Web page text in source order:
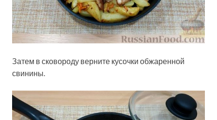
Затем в сковороду верните кусочки обжаренной
свинины.